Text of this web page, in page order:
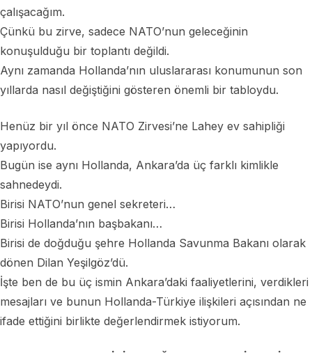
çalışacağım.
Çünkü bu zirve, sadece NATO’nun geleceğinin
konuşulduğu bir toplantı değildi.
Aynı zamanda Hollanda’nın uluslararası konumunun son
yıllarda nasıl değiştiğini gösteren önemli bir tabloydu.
Henüz bir yıl önce NATO Zirvesi’ne Lahey ev sahipliği
yapıyordu.
Bugün ise aynı Hollanda, Ankara’da üç farklı kimlikle
sahnedeydi.
Birisi NATO’nun genel sekreteri…
Birisi Hollanda’nın başbakanı…
Birisi de doğduğu şehre Hollanda Savunma Bakanı olarak
dönen Dilan Yeşilgöz’dü.
İşte ben de bu üç ismin Ankara’daki faaliyetlerini, verdikleri
mesajları ve bunun Hollanda-Türkiye ilişkileri açısından ne
ifade ettiğini birlikte değerlendirmek istiyorum.